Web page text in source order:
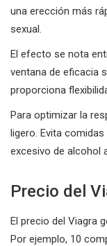
una erección más
sexual.
El efecto se nota
ventana de eficacia
proporciona
Para optimizar la
ligero. Evita
excesivo de alcohol
Precio del
El precio del Viagra
Por ejemplo, 10